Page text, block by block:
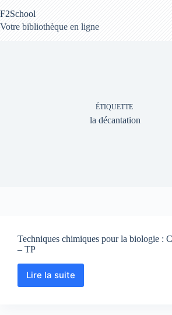
au
contenu
F2School
Votre bibliothèque en ligne
ÉTIQUETTE
la décantation
Techniques chimiques pour la biologie :
– TP
Lire la suite
Techniques